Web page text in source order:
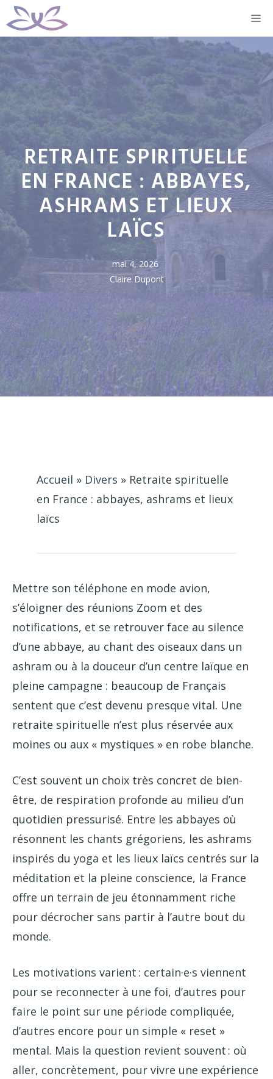
Aller
au
contenu
RETRAITE SPIRITUELLE
EN FRANCE : ABBAYES,
ASHRAMS ET LIEUX
LAÏCS
mai 4, 2026
Claire Dupont
Accueil » Divers » Retraite spirituelle
en France : abbayes, ashrams et lieux
laïcs
Mettre son téléphone en mode avion,
s’éloigner des réunions Zoom et des
notifications, et se retrouver face au silence
d’une abbaye, au chant des oiseaux dans un
ashram ou à la douceur d’un centre laïque en
pleine campagne : beaucoup de Français
sentent que c’est devenu presque vital. Une
retraite spirituelle n’est plus réservée aux
moines ou aux « mystiques » en robe blanche.
C’est souvent un choix très concret de bien-
être, de respiration profonde au milieu d’un
quotidien pressurisé. Entre les abbayes où
résonnent les chants grégoriens, les ashrams
inspirés du yoga et les lieux laïcs centrés sur la
méditation et la pleine conscience, la France
offre un terrain de jeu étonnamment riche
pour décrocher sans partir à l’autre bout du
monde.
Les motivations varient : certain·e·s viennent
pour se reconnecter à une foi, d’autres pour
faire le point sur une période compliquée,
d’autres encore pour un simple « reset »
mental. Mais la question revient souvent : où
aller, concrètement, pour vivre une expérience